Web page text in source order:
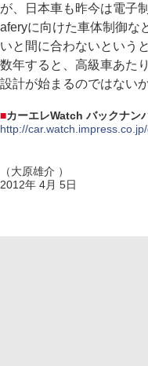
が、日本車も昨今は電子
aferyに向けた車体制御な
いと間に合わないという
数年すると、高級車あた
設計が始まるのではない
■カーエレWatch バックナン
http://
（大原雄介 ）
2012年 4月 5日